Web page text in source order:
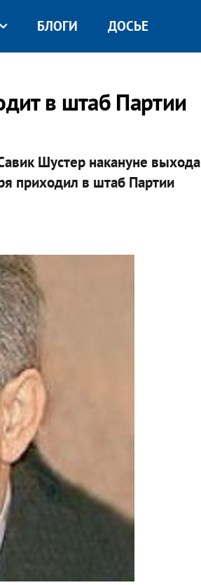
БЛОГИ ДОСЬЕ
в штаб Партии
Шустер накануне выхода
приходил в штаб Партии